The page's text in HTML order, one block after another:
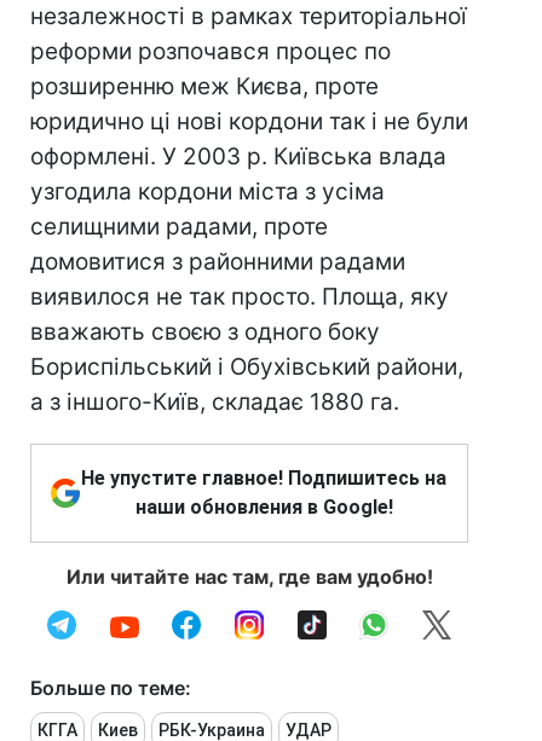
незалежності в рамках територіальної
реформи розпочався процес по
розширенню меж Києва, проте
юридично ці нові кордони так і не були
оформлені. У 2003 р. Київська влада
узгодила кордони міста з усіма
селищними радами, проте
домовитися з районними радами
виявилося не так просто. Площа, яку
вважають своєю з одного боку
Бориспільський і Обухівський райони,
а з іншого-Київ, складає 1880 га.
Не упустите главное! Подпишитесь на
наши обновления в Google!
Или читайте нас там, где вам удобно!
Больше по теме:
КГГА Киев РБК-Украина УДАР